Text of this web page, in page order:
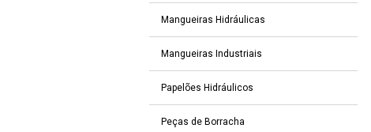
Mangueiras Hidráulicas
Mangueiras Industriais
Papelões Hidráulicos
Peças de Borracha